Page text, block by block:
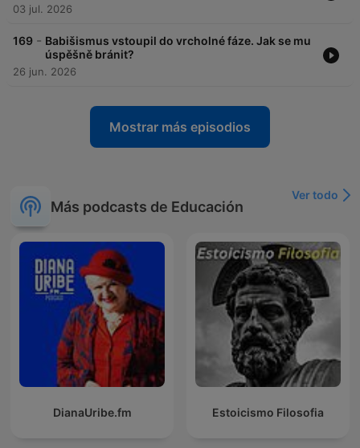
03 jul. 2026
169 - Babišismus vstoupil do vrcholné fáze. Jak se mu
úspěšně bránit?
26 jun. 2026
Mostrar más episodios
Más podcasts de Educación
Ver todo
DianaUribe.fm Estoicismo Filosofia